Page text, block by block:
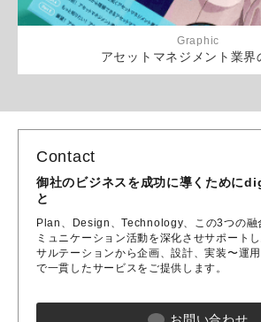
Graphic
アセットマネジメント業界
Contact
御社のビジネスを成功に導くために
と
Plan、Design、Technology、この3つの融
ミュニケーション活動を深化させサポート
サルテーションから企画、設計、実装〜運
で一貫したサービスをご提供します。